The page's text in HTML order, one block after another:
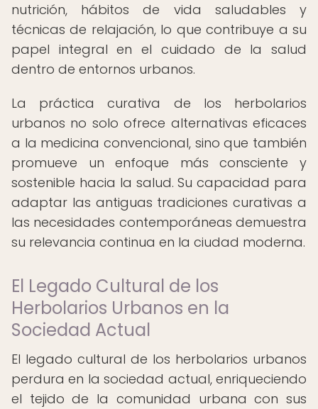
nutrición, hábitos de vida saludables y
técnicas de relajación, lo que contribuye a su
papel integral en el cuidado de la salud
dentro de entornos urbanos.
La práctica curativa de los herbolarios
urbanos no solo ofrece alternativas eficaces
a la medicina convencional, sino que también
promueve un enfoque más consciente y
sostenible hacia la salud. Su capacidad para
adaptar las antiguas tradiciones curativas a
las necesidades contemporáneas demuestra
su relevancia continua en la ciudad moderna.
El Legado Cultural de los
Herbolarios Urbanos en la
Sociedad Actual
El legado cultural de los herbolarios urbanos
perdura en la sociedad actual, enriqueciendo
el tejido de la comunidad urbana con sus